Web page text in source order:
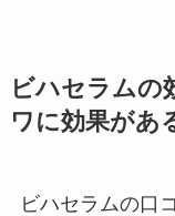
ビハセラムの
ワに効果があ
ビハセラムの口